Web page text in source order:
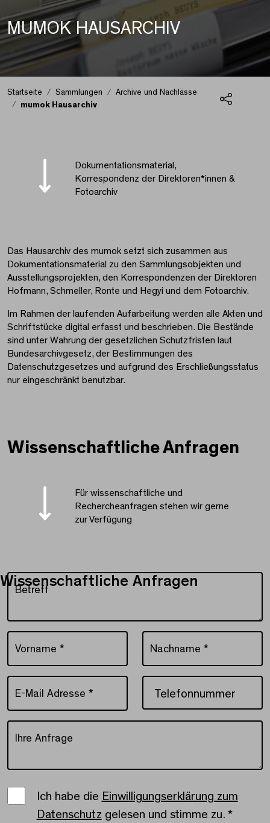
MUMOK HAUSARCHIV
Startseite Sammlungen
Archive und Nachlässe
mumok Hausarchiv
mumok Hausarchiv
Dokumentationsmaterial,
Korrespondenz der Direktoren*innen &
Fotoarchiv
Das Hausarchiv des mumok setzt sich zusammen aus
Dokumentationsmaterial zu den Sammlungsobjekten und
Ausstellungsprojekten, den Korrespondenzen der Direktoren
Hofmann, Schmeller, Ronte und Hegyi und dem Fotoarchiv.
Im Rahmen der laufenden Aufarbeitung werden alle Akten und
Schriftstücke digital erfasst und beschrieben. Die Bestände
sind unter Wahrung der gesetzlichen Schutzfristen laut
Bundesarchivgesetz, der Bestimmungen des
Datenschutzgesetzes und aufgrund des Erschließungsstatus
nur eingeschränkt benutzbar.
Wissenschaftliche Anfragen
Für wissenschaftliche und
Rechercheanfragen stehen wir gerne
zur Verfügung
Wissenschaftliche Anfragen
Betreff
Betreff
Vorname * Nachname *
E-Mail Adresse *
Ihre Anfrage
Einwilligungserklärung
Ich habe die Einwilligungserklärung zum
Datenschutz gelesen und stimme zu. *